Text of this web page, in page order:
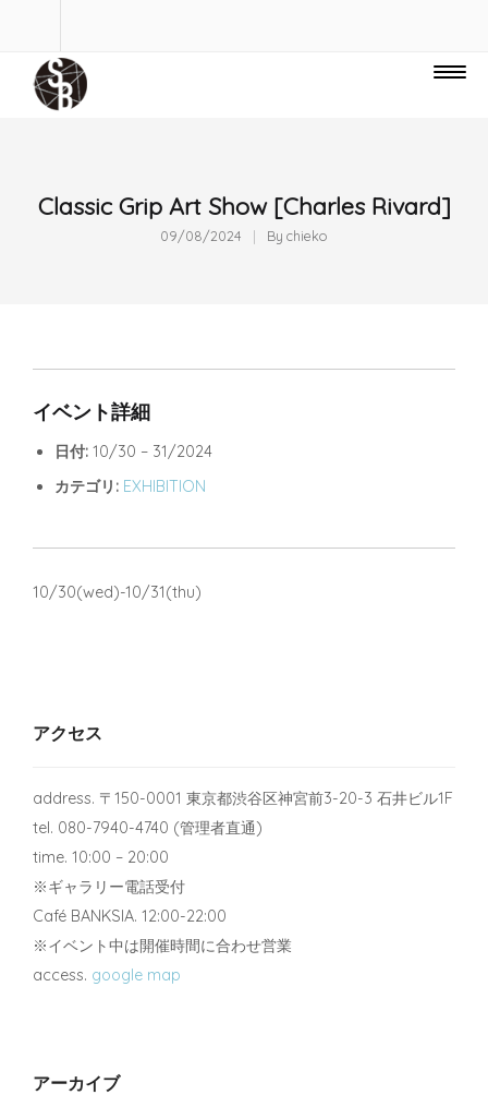
Classic Grip Art Show [Charles Rivard]
09/08/2024 By chieko
イベント詳細
日付: 10/30 – 31/2024
カテゴリ: EXHIBITION
10/30(wed)-10/31(thu)
アクセス
address. 〒150-0001 東京都渋谷区神宮前3-20-3 石井ビル1F
tel. 080-7940-4740 (管理者直通)
time. 10:00 – 20:00
※ギャラリー電話受付
Café BANKSIA. 12:00-22:00
※イベント中は開催時間に合わせ営業
access. google map
アーカイブ